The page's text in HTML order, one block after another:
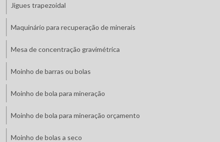
Jigues trapezoidal
Maquinário para recuperação de minerais
Mesa de concentração gravimétrica
Moinho de barras ou bolas
Moinho de bola para mineração
Moinho de bola para mineração orçamento
Moinho de bolas a seco